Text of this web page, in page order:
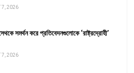
7, 2026
সমর্থন করে প্রতিবেদনগুলোকে ‘রাষ্ট্রদ্রোহী’
7, 2026